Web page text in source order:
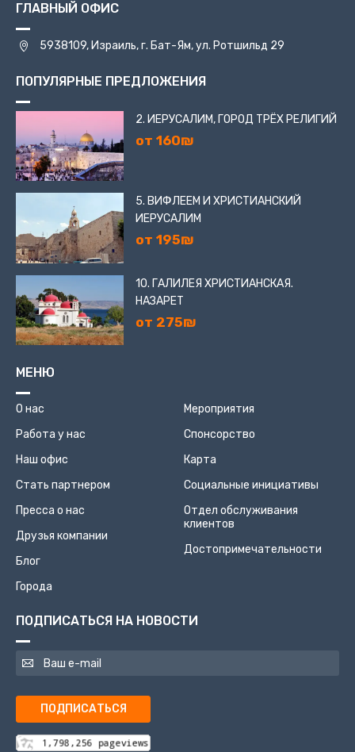
ГЛАВНЫЙ ОФИС
5938109, Израиль, г. Бат-Ям, ул. Ротшильд 29
ПОПУЛЯРНЫЕ ПРЕДЛОЖЕНИЯ
2. ИЕРУСАЛИМ, ГОРОД ТРЁХ РЕЛИГИЙ
от 160₪
5. ВИФЛЕЕМ И ХРИСТИАНСКИЙ
ИЕРУСАЛИМ
от 195₪
10. ГАЛИЛЕЯ ХРИСТИАНСКАЯ.
НАЗАРЕТ
от 275₪
МЕНЮ
О нас
Работа у нас
Наш офис
Стать партнером
Пресса о нас
Друзья компании
Блог
Города
Мероприятия
Спонсорство
Карта
Социальные инициативы
Отдел обслуживания
клиентов
Достопримечательности
ПОДПИСАТЬСЯ НА НОВОСТИ
ПОДПИСАТЬСЯ